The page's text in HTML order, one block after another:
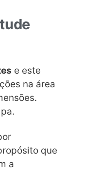
e este
na área
que
a